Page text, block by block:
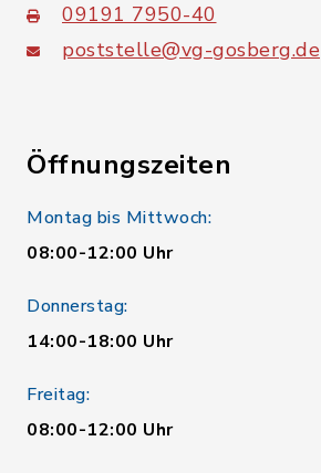
09191 7950-40
poststelle@vg-gosberg.de
Öffnungszeiten
Montag bis Mittwoch:
08:00-12:00 Uhr
Donnerstag:
14:00-18:00 Uhr
Freitag:
08:00-12:00 Uhr